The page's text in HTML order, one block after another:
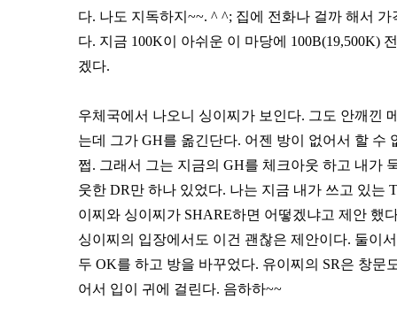
다. 나도 지독하지~~. ^ ^; 집에 전화나 걸까 해서
다. 지금 100K이 아쉬운 이 마당에 100B(19,500K)
겠다.
우체국에서 나오니 싱이찌가 보인다. 그도 안깨낀
는데 그가 GH를 옮긴단다. 어젠 방이 없어서 할 수
쩝. 그래서 그는 지금의 GH를 체크아웃 하고 내가
웃한 DR만 하나 있었다. 나는 지금 내가 쓰고 있는
이찌와 싱이찌가 SHARE하면 어떻겠냐고 제안 했
싱이찌의 입장에서도 이건 괜찮은 제안이다. 둘이
두 OK를 하고 방을 바꾸었다. 유이찌의 SR은 창문
어서 입이 귀에 걸린다. 음하하~~